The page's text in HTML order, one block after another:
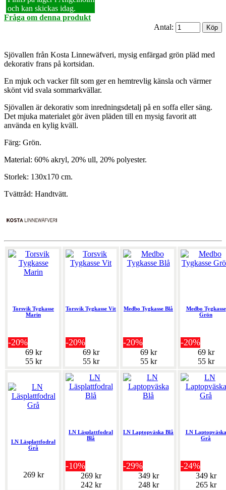
och kan skickas idag.
Fråga om denna produkt
Antal:
Sjövallen från Kosta Linnewäfveri, mysig enfärgad grön pläd med
dekorativ frans på kortsidan.
En mjuk och vacker filt som ger en hemtrevlig känsla och värmer
skönt vid svala sommarkvällar.
Sjövallen är dekorativ som inredningsdetalj på en soffa eller säng.
Det mjuka materialet gör även pläden till en mysig favorit att
använda en kylig kväll.
Färg: Grön.
Material: 60% akryl, 20% ull, 20% polyester.
Storlek: 130x170 cm.
Tvättråd: Handtvätt.
Torsvik Tygkasse
Marin
-20%
69 kr
55 kr
Torsvik Tygkasse Vit
-20%
69 kr
55 kr
Medbo Tygkasse Blå
-20%
69 kr
55 kr
Medbo Tygkasse
Grön
-20%
69 kr
55 kr
LN Läsplattfodral
Grå
269 kr
LN Läsplattfodral
Blå
-10%
269 kr
242 kr
LN Laptopväska Blå
-29%
349 kr
248 kr
LN Laptopväska
Grå
-24%
349 kr
265 kr